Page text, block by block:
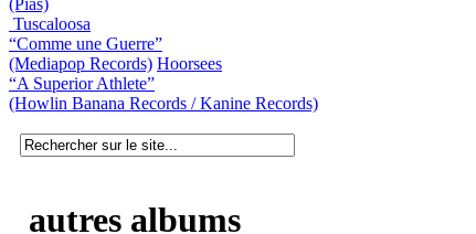
Tuscaloosa
“Comme une Guerre”
(Mediapop Records) Hoorsees
“A Superior Athlete”
(Howlin Banana Records / Kanine Records)
autres albums